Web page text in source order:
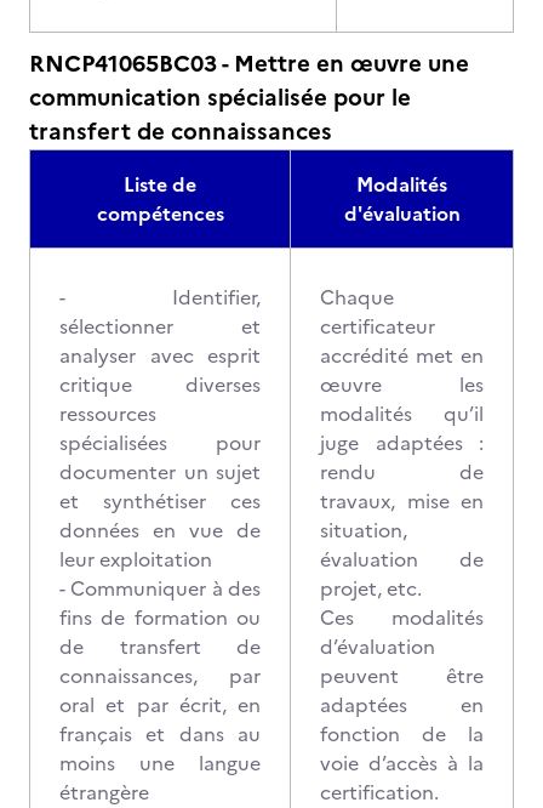
RNCP41065BC03 - Mettre en œuvre une
communication spécialisée pour le
transfert de connaissances
Liste de
compétences
Modalités
d'évaluation
- Identifier,
sélectionner et
analyser avec esprit
critique diverses
ressources
spécialisées pour
documenter un sujet
et synthétiser ces
données en vue de
leur exploitation
- Communiquer à des
fins de formation ou
de transfert de
connaissances, par
oral et par écrit, en
français et dans au
moins une langue
étrangère
Chaque
certificateur
accrédité met en
œuvre les
modalités qu’il
juge adaptées :
rendu de
travaux, mise en
situation,
évaluation de
projet, etc.
Ces modalités
d’évaluation
peuvent être
adaptées en
fonction de la
voie d’accès à la
certification.